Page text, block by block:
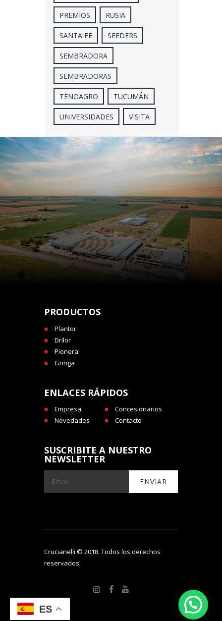
PREMIOS RUSIA
SANTA FE SEEDERS
SEMBRADORA
SEMBRADORAS
TENOAGRO TUCUMÁN
UNIVERSIDADES VISITA
PRODUCTOS
Plantor
Drilor
Pionera
Gringa
ENLACES RÁPIDOS
Empresa
Concesionarios
Novedades
Contacto
SUSCRIBITE A NUESTRO
NEWSLETTER
Crucianelli © 2018. Todos los derechos
reservados.
ES